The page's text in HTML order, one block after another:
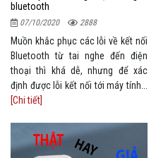
bluetooth
07/10/2020 2888
Muồn khắc phục các lỗi về kết nối
Bluetooth từ tai nghe đến điện
thoại thì khá dễ, nhưng để xác
định được lỗi kết nối tới máy tính...
[Chi tiết]